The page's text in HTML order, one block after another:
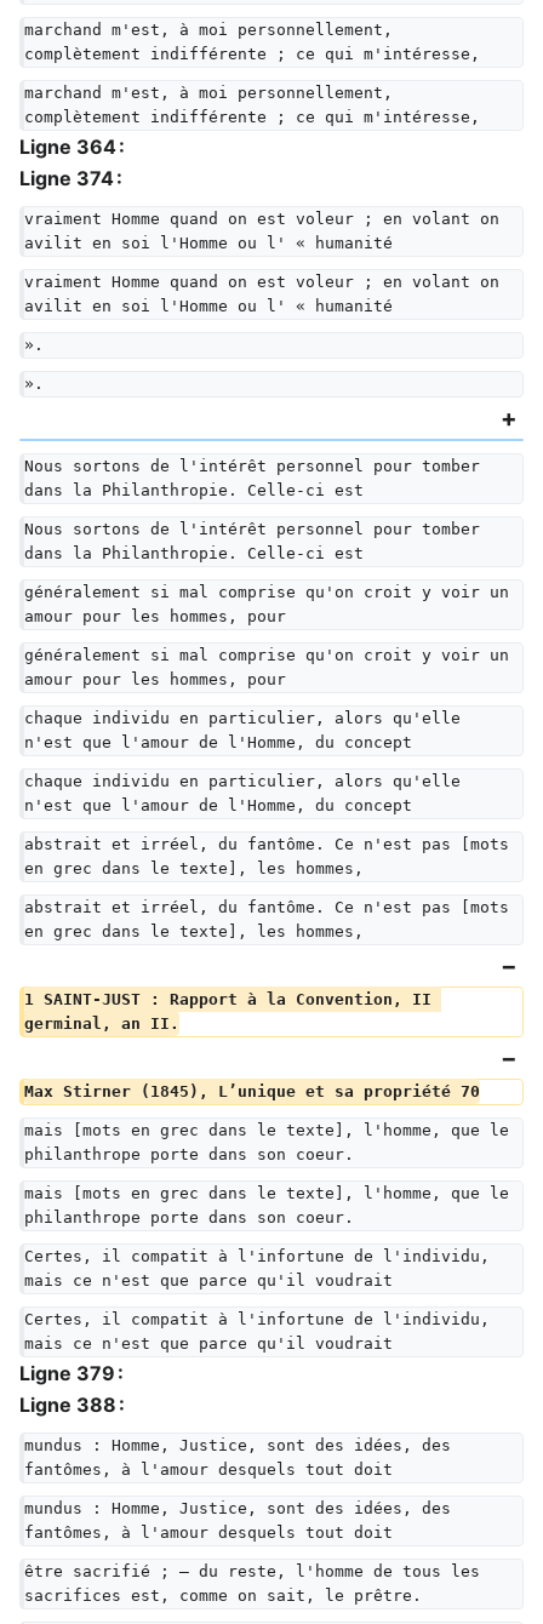
marchand m'est, à moi personnellement,
complètement indifférente ; ce qui m'intéresse,
marchand m'est, à moi personnellement,
complètement indifférente ; ce qui m'intéresse,
Ligne 364 :
Ligne 374 :
vraiment Homme quand on est voleur ; en volant on
avilit en soi l'Homme ou l' « humanité
vraiment Homme quand on est voleur ; en volant on
avilit en soi l'Homme ou l' « humanité
».
».
Nous sortons de l'intérêt personnel pour tomber
dans la Philanthropie. Celle-ci est
Nous sortons de l'intérêt personnel pour tomber
dans la Philanthropie. Celle-ci est
généralement si mal comprise qu'on croit y voir un
amour pour les hommes, pour
généralement si mal comprise qu'on croit y voir un
amour pour les hommes, pour
chaque individu en particulier, alors qu'elle
n'est que l'amour de l'Homme, du concept
chaque individu en particulier, alors qu'elle
n'est que l'amour de l'Homme, du concept
abstrait et irréel, du fantôme. Ce n'est pas [mots
en grec dans le texte], les hommes,
abstrait et irréel, du fantôme. Ce n'est pas [mots
en grec dans le texte], les hommes,
1 SAINT-JUST : Rapport à la Convention, II
germinal, an II.
Max Stirner (1845), L’unique et sa propriété 70
mais [mots en grec dans le texte], l'homme, que le
philanthrope porte dans son coeur.
mais [mots en grec dans le texte], l'homme, que le
philanthrope porte dans son coeur.
Certes, il compatit à l'infortune de l'individu,
mais ce n'est que parce qu'il voudrait
Certes, il compatit à l'infortune de l'individu,
mais ce n'est que parce qu'il voudrait
Ligne 379 :
Ligne 388 :
mundus : Homme, Justice, sont des idées, des
fantômes, à l'amour desquels tout doit
mundus : Homme, Justice, sont des idées, des
fantômes, à l'amour desquels tout doit
être sacrifié ; — du reste, l'homme de tous les
sacrifices est, comme on sait, le prêtre.